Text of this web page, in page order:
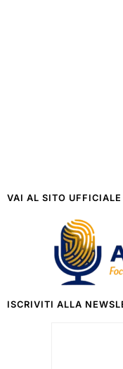
VAI AL SITO UFFICIALE
ISCRIVITI ALLA